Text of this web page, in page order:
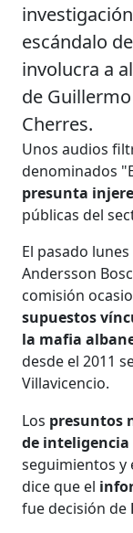
escándalo
involucra a
de
Cherres.
Unos audios
denominados
presunta
públicas del
El pasado
Andersson
comisión
supuestos
la mafia
desde el 2011
Villavicencio.
Los presuntos
de inteligencia
seguimientos y
dice que el
fue decisión de